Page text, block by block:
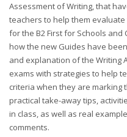
Assessment of Writing, that
teachers to help them
for the B2 First for Schools and
how the new Guides have
and explanation of the Writing
exams with strategies to help
criteria when they are marking
practical take-away tips,
in class, as well as real
comments.